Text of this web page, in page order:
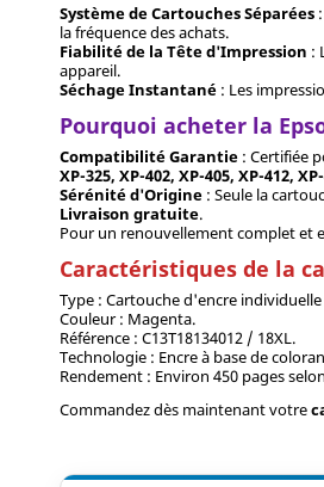
Système de Cartouches Séparées
la fréquence des achats.
Fiabilité de la Tête d'Impression :
appareil.
Séchage Instantané : Les
Pourquoi acheter la
Compatibilité Garantie : Certifiée
XP-325, XP-402, XP-405, XP-412,
Sérénité d'Origine : Seule la
Livraison gratuite.
Pour un renouvellement complet et
Caractéristiques de la
Type : Cartouche d'encre
Couleur : Magenta.
Référence : C13T18134012 / 18XL.
Technologie : Encre à base de
Rendement : Environ 450 pages
Commandez dès maintenant votre